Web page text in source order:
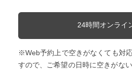
24時間オンライ
※Web予約上で空きがなくても対
すので、ご希望の日時に空きがな